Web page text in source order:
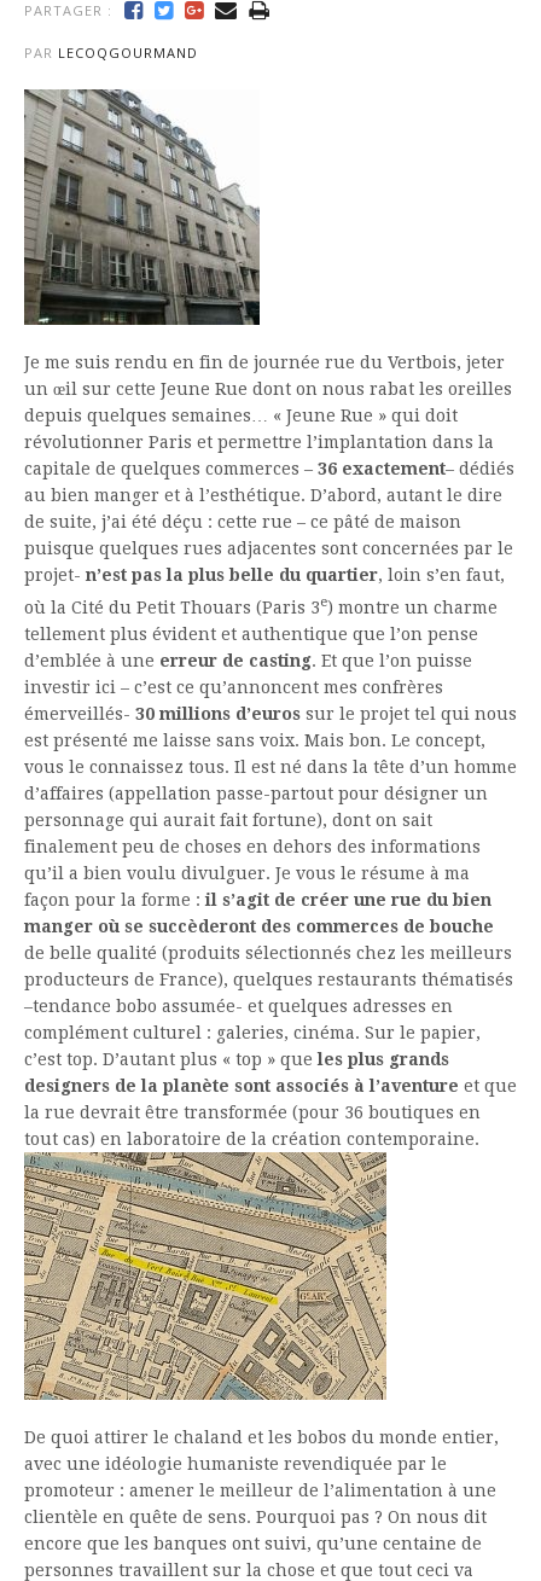
PARTAGER :
PAR LECOQGOURMAND
Je me suis rendu en fin de journée rue du Vertbois, jeter
un œil sur cette Jeune Rue dont on nous rabat les oreilles
depuis quelques semaines… « Jeune Rue » qui doit
révolutionner Paris et permettre l’implantation dans la
capitale de quelques commerces – 36 exactement– dédiés
au bien manger et à l’esthétique. D’abord, autant le dire
de suite, j’ai été déçu : cette rue – ce pâté de maison
puisque quelques rues adjacentes sont concernées par le
projet- n’est pas la plus belle du quartier, loin s’en faut,
où la Cité du Petit Thouars (Paris 3e) montre un charme
tellement plus évident et authentique que l’on pense
d’emblée à une erreur de casting. Et que l’on puisse
investir ici – c’est ce qu’annoncent mes confrères
émerveillés- 30 millions d’euros sur le projet tel qui nous
est présenté me laisse sans voix. Mais bon. Le concept,
vous le connaissez tous. Il est né dans la tête d’un homme
d’affaires (appellation passe-partout pour désigner un
personnage qui aurait fait fortune), dont on sait
finalement peu de choses en dehors des informations
qu’il a bien voulu divulguer. Je vous le résume à ma
façon pour la forme : il s’agit de créer une rue du bien
manger où se succèderont des commerces de bouche
de belle qualité (produits sélectionnés chez les meilleurs
producteurs de France), quelques restaurants thématisés
–tendance bobo assumée- et quelques adresses en
complément culturel : galeries, cinéma. Sur le papier,
c’est top. D’autant plus « top » queles plus grands
designers de la planète sont associés à l’aventure et que
la rue devrait être transformée (pour 36 boutiques en
tout cas) en laboratoire de la création contemporaine.
De quoi attirer le chaland et les bobos du monde entier,
avec une idéologie humaniste revendiquée par le
promoteur : amener le meilleur de l’alimentation à une
clientèle en quête de sens. Pourquoi pas ? On nous dit
encore que les banques ont suivi, qu’une centaine de
personnes travaillent sur la chose et que tout ceci va